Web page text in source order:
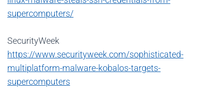
supercomputers/
SecurityWeek
https://www.securityweek.com/sophisticated-
multiplatform-malware-kobalos-targets-
supercomputers